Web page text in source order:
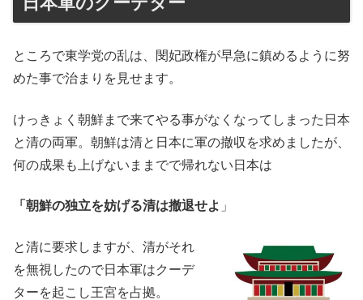
ところで東学党の乱は、閔妃政権が早急に鎮めるように努
めた事で治まりを見せます。
けっきょく朝鮮まで来てやる事がなくなってしまった日本
と清の両軍。朝鮮は清と日本に軍の撤収を求めましたが、
何の成果も上げないままでで帰れない日本は
「朝鮮の独立を妨げる清は撤退せよ 」
と清に要求しますが、清がそれ
を無視したので日本軍はクーデ
ターを起こし王宮を占拠。